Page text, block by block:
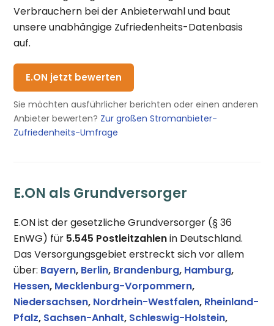
Verbrauchern bei der Anbieterwahl und baut
unsere unabhängige Zufriedenheits-Datenbasis
auf.
E.ON jetzt bewerten
Sie möchten ausführlicher berichten oder einen anderen
Anbieter bewerten? Zur großen Stromanbieter-
Zufriedenheits-Umfrage
E.ON als Grundversorger
E.ON ist der gesetzliche Grundversorger (§ 36
EnWG) für 5.545 Postleitzahlenin Deutschland.
Das Versorgungsgebiet erstreckt sich vor allem
über: Bayern, Berlin, Brandenburg, Hamburg,
Hessen, Mecklenburg-Vorpommern,
Niedersachsen, Nordrhein-Westfalen, Rheinland-
Pfalz, Sachsen-Anhalt, Schleswig-Holstein,